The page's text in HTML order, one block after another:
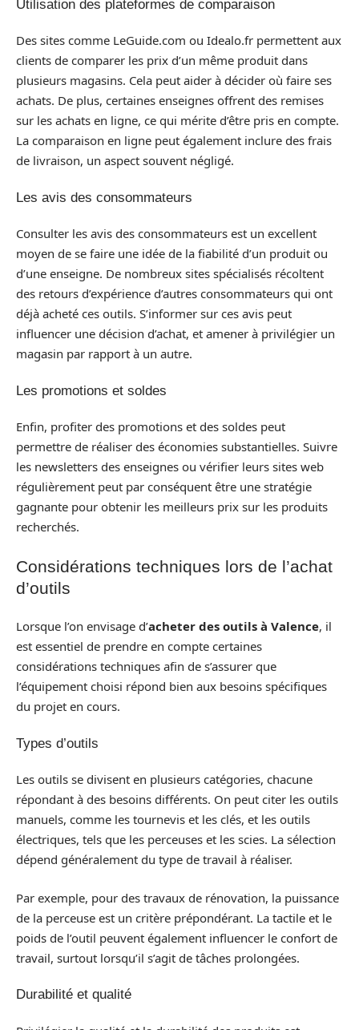
Utilisation des plateformes de comparaison
Des sites comme LeGuide.com ou Idealo.fr permettent aux
clients de comparer les prix d’un même produit dans
plusieurs magasins. Cela peut aider à décider où faire ses
achats. De plus, certaines enseignes offrent des remises
sur les achats en ligne, ce qui mérite d’être pris en compte.
La comparaison en ligne peut également inclure des frais
de livraison, un aspect souvent négligé.
Les avis des consommateurs
Consulter les avis des consommateurs est un excellent
moyen de se faire une idée de la fiabilité d’un produit ou
d’une enseigne. De nombreux sites spécialisés récoltent
des retours d’expérience d’autres consommateurs qui ont
déjà acheté ces outils. S’informer sur ces avis peut
influencer une décision d’achat, et amener à privilégier un
magasin par rapport à un autre.
Les promotions et soldes
Enfin, profiter des promotions et des soldes peut
permettre de réaliser des économies substantielles. Suivre
les newsletters des enseignes ou vérifier leurs sites web
régulièrement peut par conséquent être une stratégie
gagnante pour obtenir les meilleurs prix sur les produits
recherchés.
Considérations techniques lors de l’achat
d’outils
Lorsque l’on envisage d’acheter des outils à Valence, il
est essentiel de prendre en compte certaines
considérations techniques afin de s’assurer que
l’équipement choisi répond bien aux besoins spécifiques
du projet en cours.
Types d’outils
Les outils se divisent en plusieurs catégories, chacune
répondant à des besoins différents. On peut citer les outils
manuels, comme les tournevis et les clés, et les outils
électriques, tels que les perceuses et les scies. La sélection
dépend généralement du type de travail à réaliser.
Par exemple, pour des travaux de rénovation, la puissance
de la perceuse est un critère prépondérant. La tactile et le
poids de l’outil peuvent également influencer le confort de
travail, surtout lorsqu’il s’agit de tâches prolongées.
Durabilité et qualité